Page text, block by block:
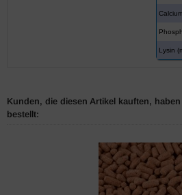
Lysin
Kunden, die diesen Artikel kauften,
bestellt: